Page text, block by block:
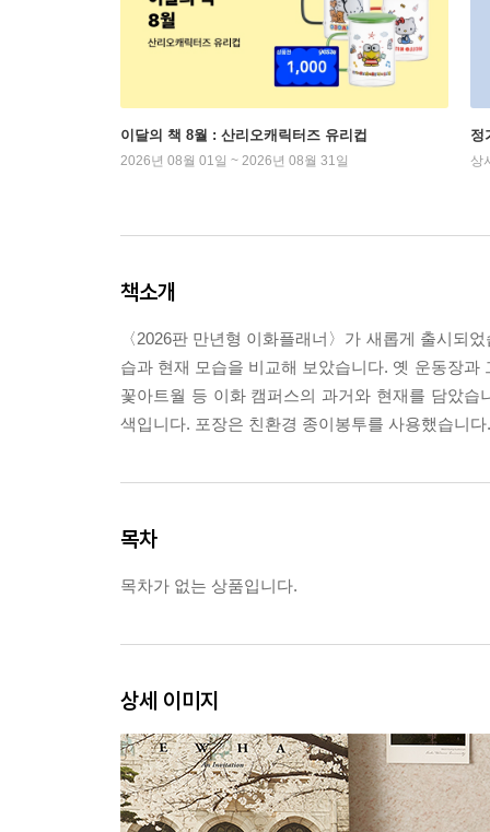
이달의 책 8월 : 산리오캐릭터즈 유리컵
2026년 08월 01일 ~ 2026년 08월 31일
정
상
책소개
〈2026판 만년형 이화플래너〉가 새롭게 출시되
습과 현재 모습을 비교해 보았습니다. 옛 운동장
꽃아트월 등 이화 캠퍼스의 과거와 현재를 담았
색입니다. 포장은 친환경 종이봉투를 사용했습니다.
목차
목차가 없는 상품입니다.
상세 이미지